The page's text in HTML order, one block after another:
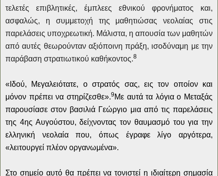
τελετές επιβλητικές, έμπλεες εθνικού φρονήματος και,
ασφαλώς, η συμμετοχή της μαθητιώσας νεολαίας στις
παρελάσεις υποχρεωτική. Μάλιστα, η απουσία των μαθητών
από αυτές θεωρούνταν αξιόποινη πράξη, ισοδύναμη με την
παράβαση στρατιωτικού καθήκοντος.8
«Ιδού, Μεγαλειότατε, ο στρατός σας, εις τον οποίον και
μόνον πρέπει να στηρίζεσθε».9 Με αυτά τα λόγια ο Μεταξάς
παρουσίασε στον βασιλιά Γεώργιο μια από τις παρελάσεις
της 4ης Αυγούστου, δείχνοντας τον θαυμασμό του για την
ελληνική νεολαία που, όπως έγραφε λίγο αργότερα,
«λειτουργεί πλέον οργανωμένα».
Στο σημείο αυτό θα πρέπει να τονιστεί η ιδιαίτερη σημασία